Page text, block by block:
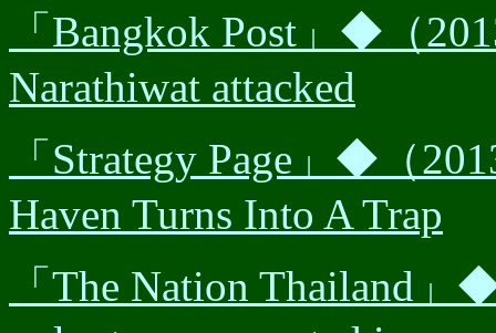
「Bangkok Post」◆（
Narathiwat attacked
「Strategy Page」◆（
Haven Turns Into A Trap
「The Nation Thailand